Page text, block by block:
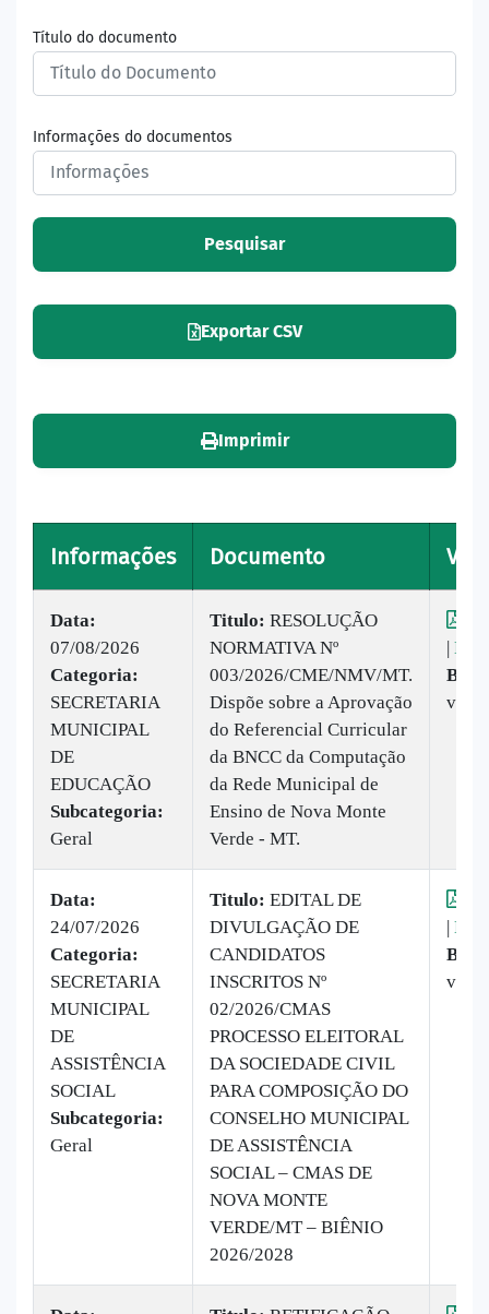
Título do documento
Informações do documentos
Pesquisar
Exportar CSV
Imprimir
Informações Documento
Data:
07/08/2026
Categoria:
SECRETARIA
MUNICIPAL
DE
EDUCAÇÃO
Subcategoria:
Geral
Titulo: RESOLUÇÃO
NORMATIVA Nº
003/2026/CME/NMV/MT.
Dispõe sobre a Aprovação
do Referencial Curricular
da BNCC da Computação
da Rede Municipal de
Ensino de Nova Monte
Verde - MT.
|
vez
Data:
24/07/2026
Categoria:
SECRETARIA
MUNICIPAL
DE
ASSISTÊNCIA
SOCIAL
Subcategoria:
Geral
Titulo: EDITAL DE
DIVULGAÇÃO DE
CANDIDATOS
INSCRITOS Nº
02/2026/CMAS
PROCESSO ELEITORAL
DA SOCIEDADE CIVIL
PARA COMPOSIÇÃO DO
CONSELHO MUNICIPAL
DE ASSISTÊNCIA
SOCIAL – CMAS DE
NOVA MONTE
VERDE/MT – BIÊNIO
2026/2028
|
vezes